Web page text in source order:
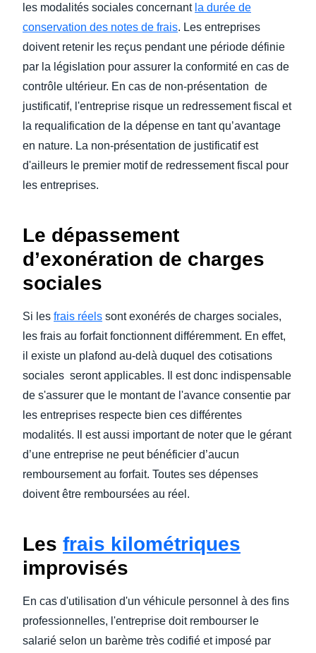
les modalités sociales concernant la durée de
conservation des notes de frais. Les entreprises
doivent retenir les reçus pendant une période définie
par la législation pour assurer la conformité en cas de
contrôle ultérieur. En cas de non-présentation de
justificatif, l'entreprise risque un redressement fiscal et
la requalification de la dépense en tant qu’avantage
en nature. La non-présentation de justificatif est
d'ailleurs le premier motif de redressement fiscal pour
les entreprises.
Le dépassement
d’exonération de charges
sociales
Si les frais réels sont exonérés de charges sociales,
les frais au forfait fonctionnent différemment. En effet,
il existe un plafond au-delà duquel des cotisations
sociales seront applicables. Il est donc indispensable
de s'assurer que le montant de l'avance consentie par
les entreprises respecte bien ces différentes
modalités. Il est aussi important de noter que le gérant
d’une entreprise ne peut bénéficier d’aucun
remboursement au forfait. Toutes ses dépenses
doivent être remboursées au réel.
Les frais kilométriques
improvisés
En cas d'utilisation d'un véhicule personnel à des fins
professionnelles, l'entreprise doit rembourser le
salarié selon un barème très codifié et imposé par